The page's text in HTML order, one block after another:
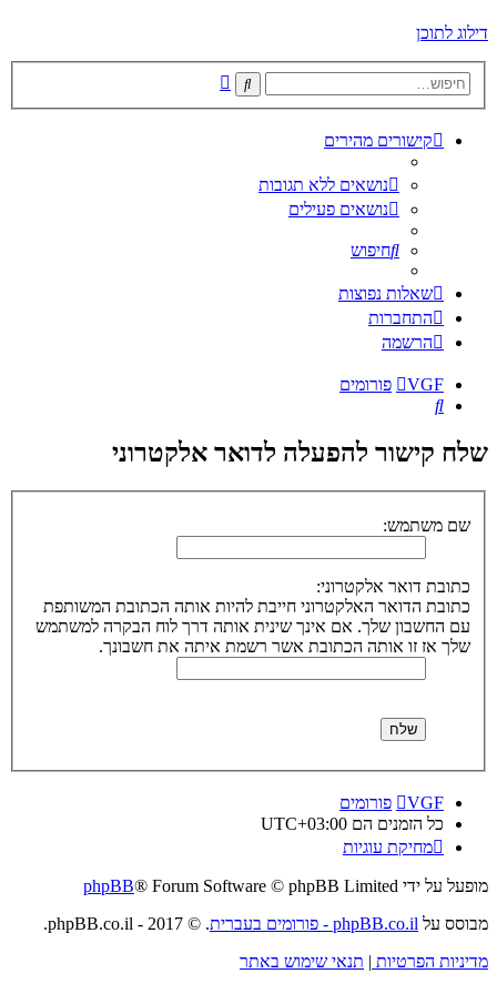
דילוג לתוכן
חיפוש
קישורים מהירים
נושאים ללא תגובות
נושאים פעילים
חיפוש
שאלות נפוצות
התחברות
הרשמה
VGF
פורומים
חיפוש
שלח קישור להפעלה לדואר אלקטרוני
שם משתמש:
כתובת דואר אלקטרוני:
כתובת הדואר האלקטרוני חייבת להיות אותה הכתובת המשותפת
עם החשבון שלך. אם אינך שינית אותה דרך לוח הבקרה למשתמש
שלך אז זו אותה הכתובת אשר רשמת איתה את חשבונך.
VGF
פורומים
כל הזמנים הם UTC+03:00
מחיקת עוגיות
מופעל על ידי phpBB® Forum Software © phpBB Limited
מבוסס על phpBB.co.il - פורומים בעברית
. © 2017 - phpBB.co.il.
מדיניות הפרטיות | תנאי שימוש באתר